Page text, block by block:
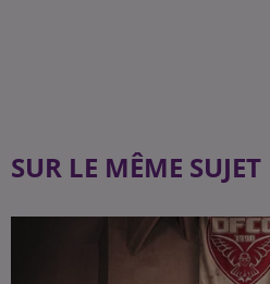
SUR LE MÊME SUJET